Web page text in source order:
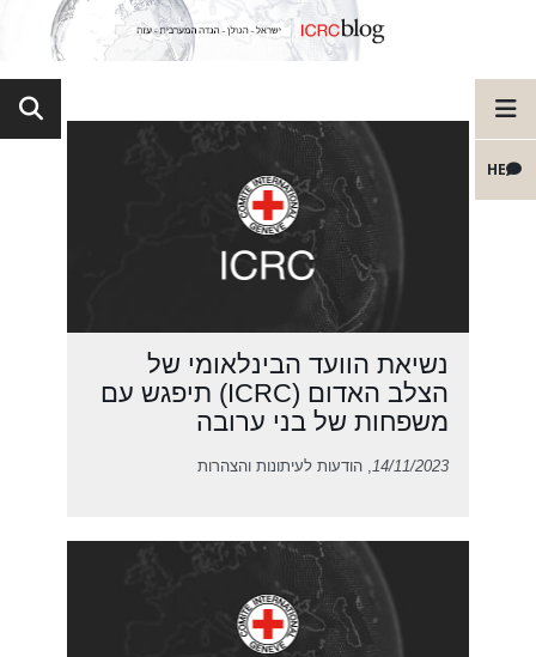
HE
נשיאת הוועד הבינלאומי של
הצלב האדום (ICRC) תיפגש עם
משפחות של בני ערובה
14/11/2023, הודעות לעיתונות והצהרות